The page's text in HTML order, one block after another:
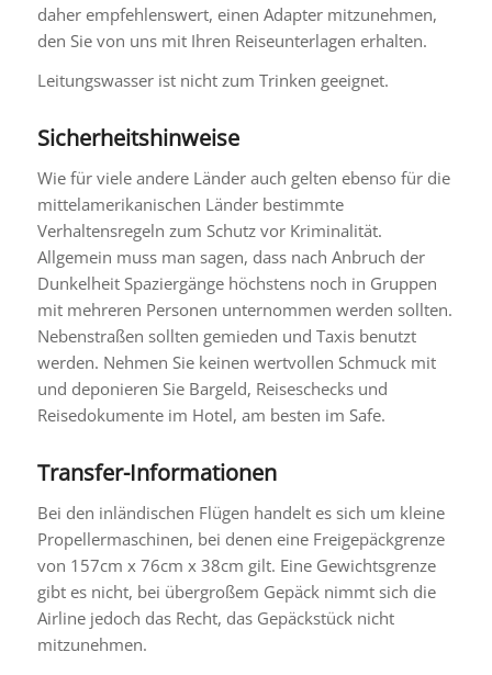
daher empfehlenswert, einen Adapter mitzunehmen,
den Sie von uns mit Ihren Reiseunterlagen erhalten.
Leitungswasser ist nicht zum Trinken geeignet.
Sicherheitshinweise
Wie für viele andere Länder auch gelten ebenso für die
mittelamerikanischen Länder bestimmte
Verhaltensregeln zum Schutz vor Kriminalität.
Allgemein muss man sagen, dass nach Anbruch der
Dunkelheit Spaziergänge höchstens noch in Gruppen
mit mehreren Personen unternommen werden sollten.
Nebenstraßen sollten gemieden und Taxis benutzt
werden. Nehmen Sie keinen wertvollen Schmuck mit
und deponieren Sie Bargeld, Reiseschecks und
Reisedokumente im Hotel, am besten im Safe.
Transfer-Informationen
Bei den inländischen Flügen handelt es sich um kleine
Propellermaschinen, bei denen eine Freigepäckgrenze
von 157cm x 76cm x 38cm gilt. Eine Gewichtsgrenze
gibt es nicht, bei übergroßem Gepäck nimmt sich die
Airline jedoch das Recht, das Gepäckstück nicht
mitzunehmen.